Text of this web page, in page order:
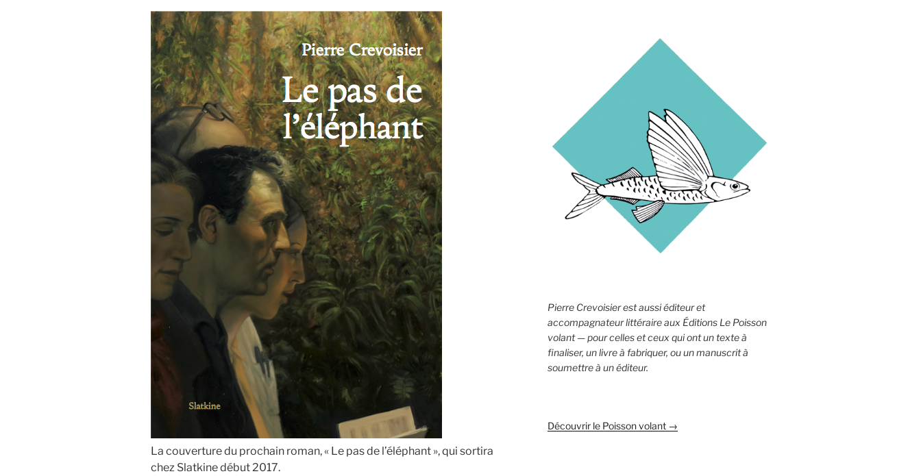
La couverture du prochain roman, « Le pas de l’éléphant », qui sortira
chez Slatkine début 2017.
Pierre Crevoisier est aussi éditeur et
accompagnateur littéraire aux Éditions Le Poisson
volant — pour celles et ceux qui ont un texte à
finaliser, un livre à fabriquer, ou un manuscrit à
soumettre à un éditeur.
Découvrir le Poisson volant →